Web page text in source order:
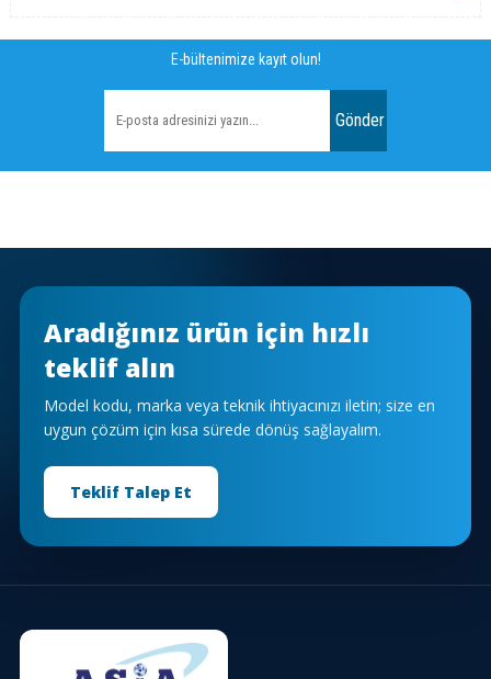
E-bültenimize kayıt olun!
Gönder
Aradığınız ürün için hızlı
teklif alın
Model kodu, marka veya teknik ihtiyacınızı iletin; size en
uygun çözüm için kısa sürede dönüş sağlayalım.
Teklif Talep Et